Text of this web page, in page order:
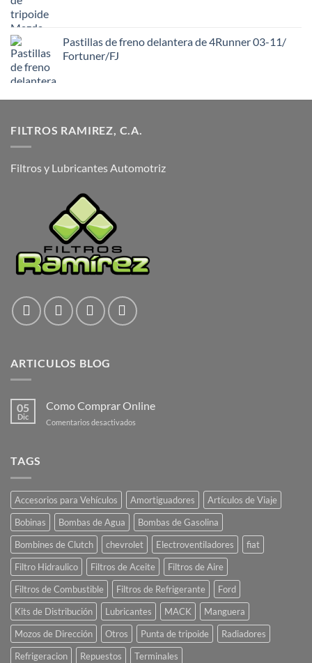
Pastillas de freno delantera de 4Runner 03-11/
Fortuner/FJ
FILTROS RAMIREZ, C.A.
Filtros y Lubricantes Automotriz
ARTICULOS BLOG
05
Dic
Como Comprar Online
Comentarios desactivados
TAGS
Accesorios para Vehículos Amortiguadores
Artículos de Viaje
Bobinas
Bombas de Agua
Bombas de Gasolina
Bombines de Clutch
chevrolet Electroventiladores
fiat
Filtro Hidraulico
Filtros de Aceite
Filtros de Aire
Filtros de Combustible
Filtros de Refrigerante
Ford
Kits de Distribución
Lubricantes MACK
Manguera
Mozos de Dirección
Otros Punta de tripoide
Radiadores
Refrigeracion
Repuestos Terminales